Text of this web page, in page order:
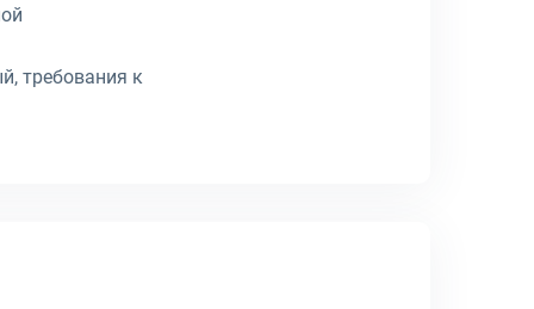
требования к